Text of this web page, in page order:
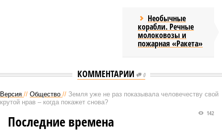
Необычные
корабли. Речные
молоковозы и
пожарная «Ракета»
КОММЕНТАРИИ 0
Версия // Общество // Земля уже не раз показывала человечеству свой
крутой нрав – когда покажет снова?
142
Последние времена